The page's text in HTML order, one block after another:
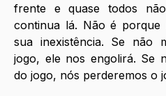
frente e quase todos
continua lá. Não é porque
sua inexistência. Se não
jogo, ele nos engolirá. Se
do jogo, nós perderemos o